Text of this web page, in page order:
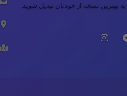
بهترین نسخه از خودتان تبدیل شوید.